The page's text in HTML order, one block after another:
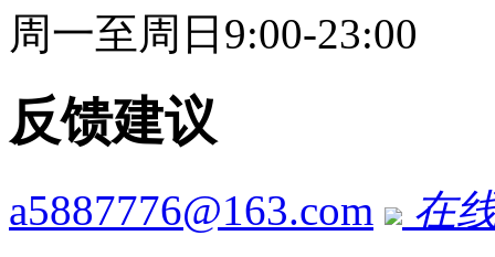
周一至周日9:00-23:00
反馈建议
a5887776@163.com
在